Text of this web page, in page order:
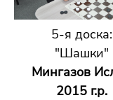
5-я доска:
"Шашки"
Мингазов
2015 г.р.